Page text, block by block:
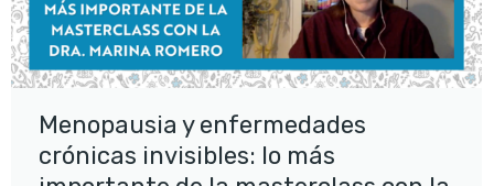
Menopausia y enfermedades
crónicas invisibles: lo más